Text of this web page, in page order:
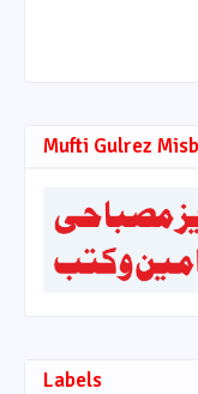
Mufti Gulrez
Labels